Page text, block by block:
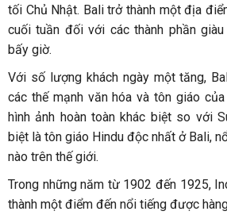
tối Chủ Nhật. Bali trở thành một địa
cuối tuần đối với các thành phần
bấy giờ.
Với số lượng khách ngày một tăng,
các thế mạnh văn hóa và tôn giáo
hình ảnh hoàn toàn khác biệt so với
biệt là tôn giáo Hindu độc nhất ở Bali,
nào trên thế giới.
Trong những năm từ 1902 đến 1925,
thành một điểm đến nổi tiếng được